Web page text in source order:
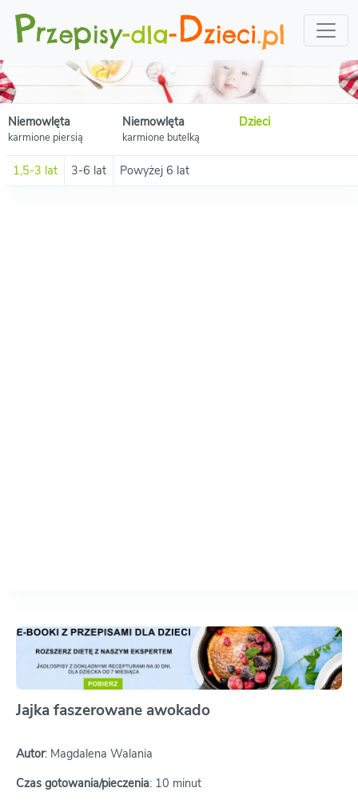
Niemowlęta
karmione piersią
Niemowlęta
karmione butelką
Dzieci
1,5-3 lat 3-6 lat Powyżej 6 lat
Jajka faszerowane awokado
Autor: Magdalena Walania
Czas gotowania/pieczenia: 10 minut